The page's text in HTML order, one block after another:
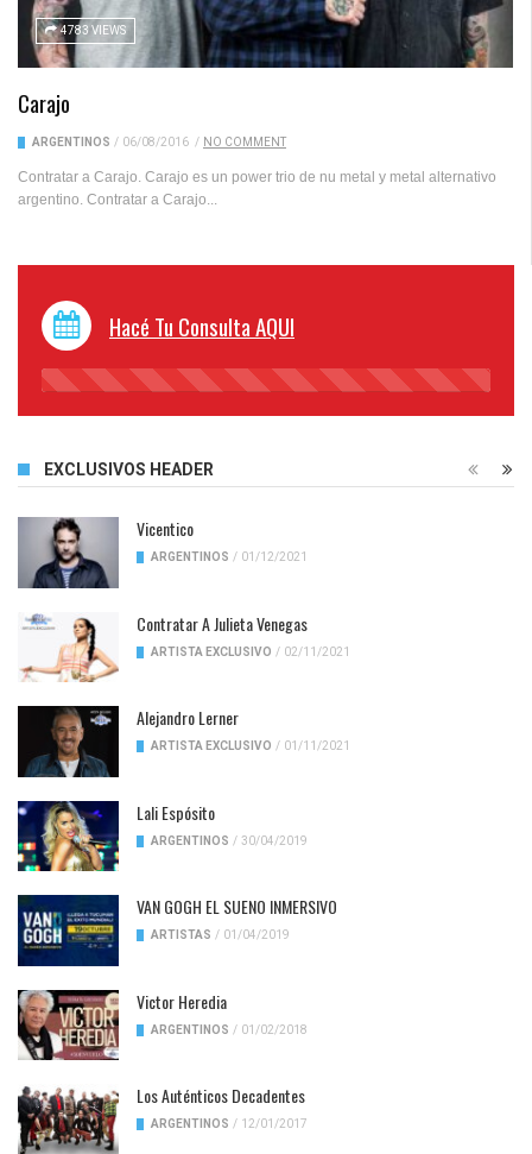
4783 VIEWS
Carajo
ARGENTINOS / 06/08/2016 / NO COMMENT
Contratar a Carajo. Carajo es un power trio de nu metal y metal alternativo
argentino. Contratar a Carajo...
Hacé Tu Consulta AQUI
45%
EXCLUSIVOS HEADER
Vicentico
ARGENTINOS / 01/12/2021
Contratar A Julieta Venegas
ARTISTA EXCLUSIVO / 02/11/2021
Alejandro Lerner
ARTISTA EXCLUSIVO / 01/11/2021
Lali Espósito
ARGENTINOS / 30/04/2019
VAN GOGH EL SUENO INMERSIVO
ARTISTAS / 01/04/2019
Victor Heredia
ARGENTINOS / 01/02/2018
Los Auténticos Decadentes
ARGENTINOS / 12/01/2017